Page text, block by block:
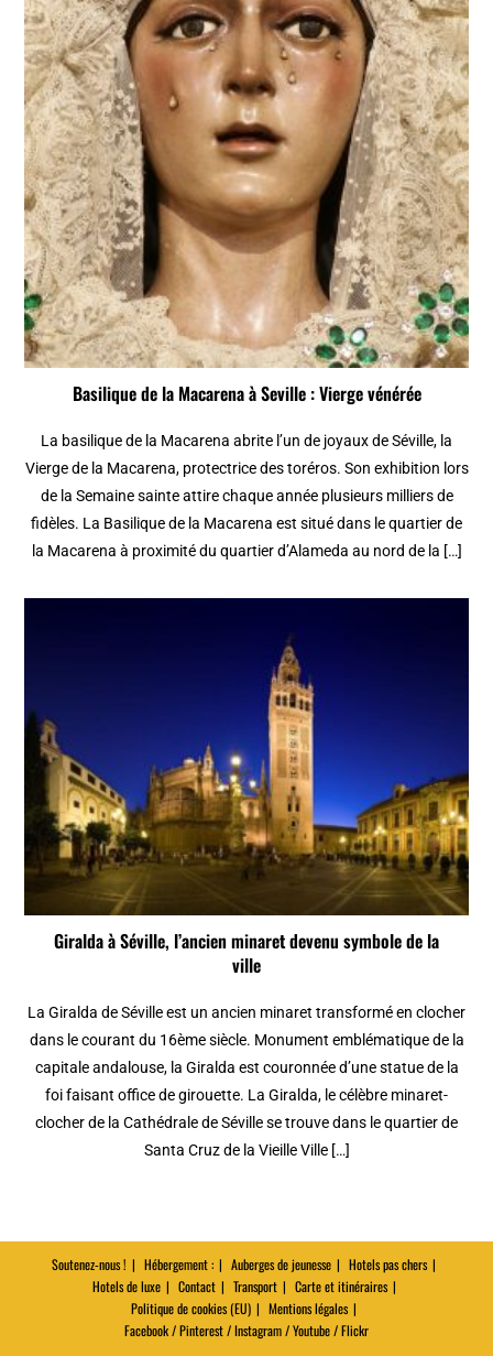
Basilique de la Macarena à Seville : Vierge vénérée
La basilique de la Macarena abrite l’un de joyaux de Séville, la
Vierge de la Macarena, protectrice des toréros. Son exhibition lors
de la Semaine sainte attire chaque année plusieurs milliers de
fidèles. La Basilique de la Macarena est situé dans le quartier de
la Macarena à proximité du quartier d’Alameda au nord de la […]
Giralda à Séville, l’ancien minaret devenu symbole de la
ville
La Giralda de Séville est un ancien minaret transformé en clocher
dans le courant du 16ème siècle. Monument emblématique de la
capitale andalouse, la Giralda est couronnée d’une statue de la
foi faisant office de girouette. La Giralda, le célèbre minaret-
clocher de la Cathédrale de Séville se trouve dans le quartier de
Santa Cruz de la Vieille Ville […]
Soutenez-nous ! Hébergement : Auberges de jeunesse
Hotels pas chers
Hotels de luxe
Contact Transport
Carte et itinéraires
Politique de cookies (EU)
Mentions légales
Facebook / Pinterest / Instagram / Youtube / Flickr